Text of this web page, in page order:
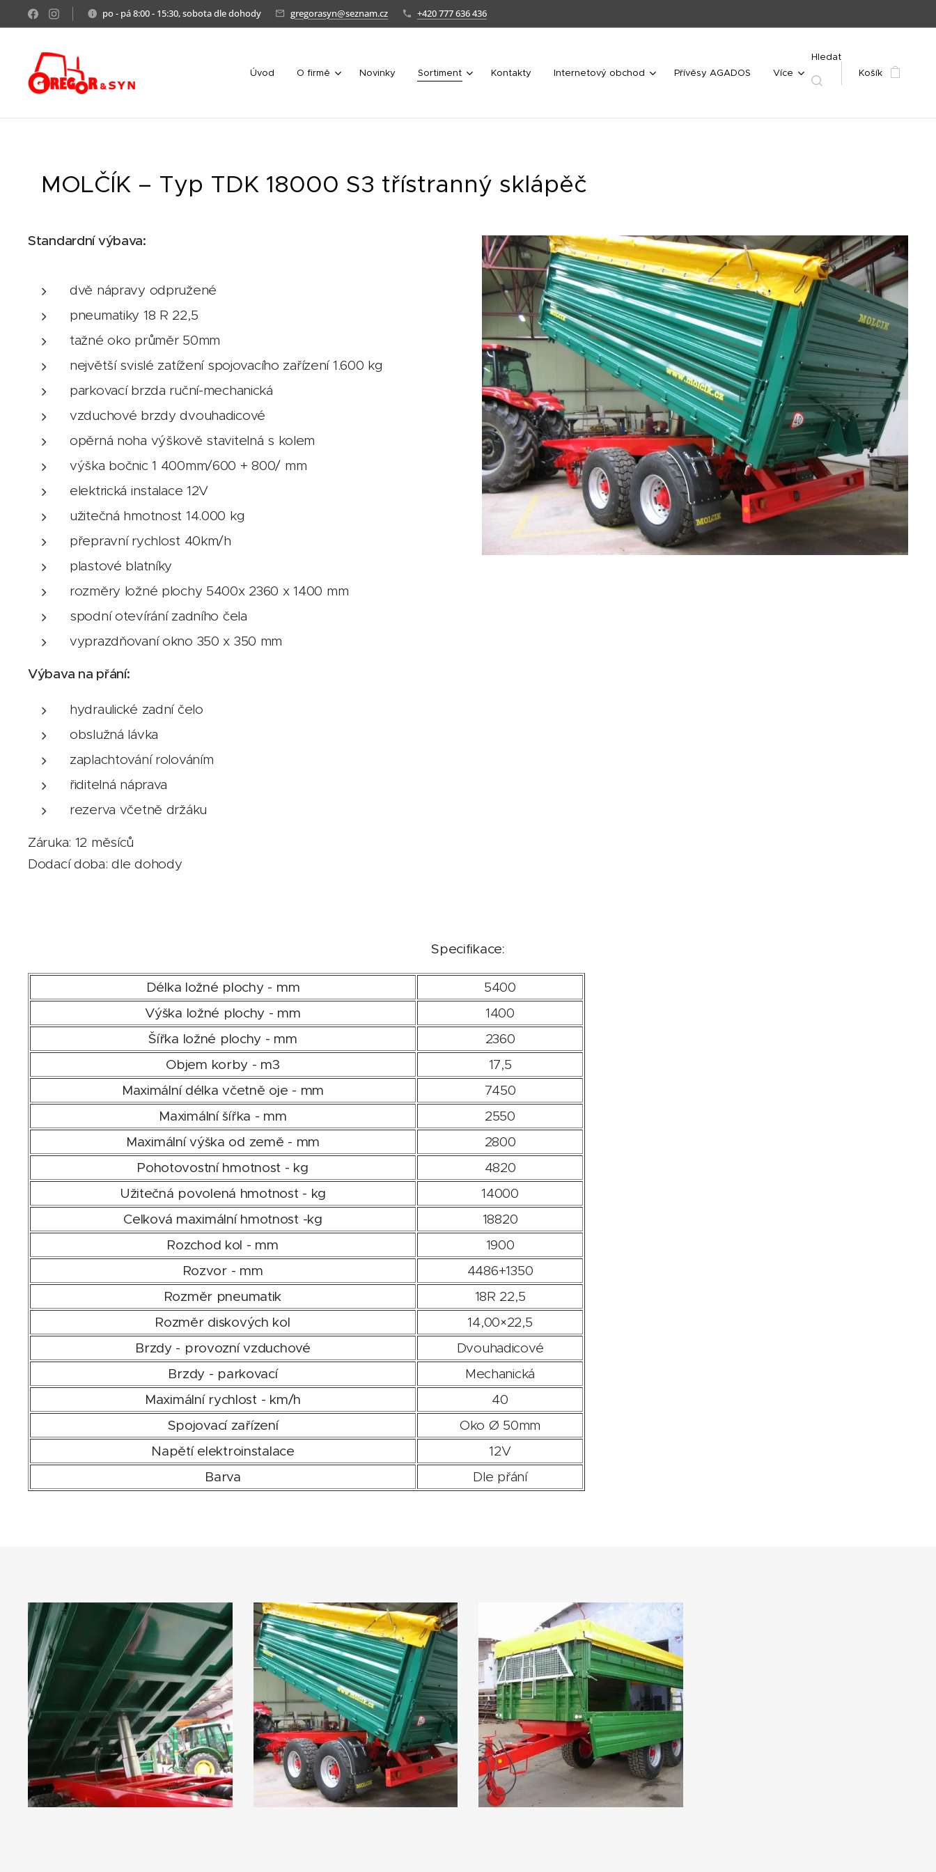
po - pá 8:00 - 15:30, sobota dle dohody gregorasyn@seznam.cz +420 777 636 436
Úvod O firmě Novinky Sortiment Kontakty Internetový obchod Přívěsy AGADOS Více
Hledat
Košík
MOLČÍK – Typ TDK 18000 S3 třístranný sklápěč
Standardní výbava:
dvě nápravy odpružené
pneumatiky 18 R 22,5
tažné oko průměr 50mm
největší svislé zatížení spojovacího zařízení 1.600 kg
parkovací brzda ruční-mechanická
vzduchové brzdy dvouhadicové
opěrná noha výškově stavitelná s kolem
výška bočnic 1 400mm/600 + 800/ mm
elektrická instalace 12V
užitečná hmotnost 14.000 kg
přepravní rychlost 40km/h
plastové blatníky
rozměry ložné plochy 5400x 2360 x 1400 mm
spodní otevírání zadního čela
vyprazdňovaní okno 350 x 350 mm
Výbava na přání:
hydraulické zadní čelo
obslužná lávka
zaplachtování rolováním
řiditelná náprava
rezerva včetně držáku
Záruka: 12 měsíců
Dodací doba: dle dohody
Specifikace:
Délka ložné plochy - mm
5400
Výška ložné plochy - mm
1400
Šířka ložné plochy - mm
2360
Objem korby - m3
17,5
Maximální délka včetně oje - mm
7450
Maximální šířka - mm
2550
Maximální výška od země - mm
2800
Pohotovostní hmotnost - kg
4820
Užitečná povolená hmotnost - kg
14000
Celková maximální hmotnost -kg
18820
Rozchod kol - mm
1900
Rozvor - mm
4486+1350
Rozměr pneumatik
18R 22,5
Rozměr diskových kol
14,00×22,5
Brzdy - provozní vzduchové
Dvouhadicové
Brzdy - parkovací
Mechanická
Maximální rychlost - km/h
40
Spojovací zařízení
Oko Ø 50mm
Napětí elektroinstalace
12V
Barva
Dle přání